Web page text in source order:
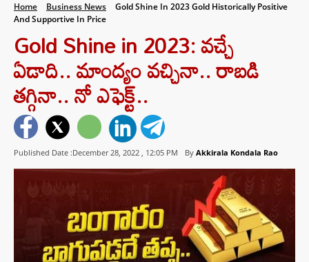
Home Business News
Gold Shine In 2023 Gold Historically Positive
And Supportive In Price
Gold Shine in 2023: వచ్చే
ఏడాది.. మాంద్యం వచ్చినా.. రాబడి
తగ్గినా.. నో ఎఫెక్ట్‌..
Published Date :December 28, 2022 , 12:05 PM By Akkirala Kondala Rao